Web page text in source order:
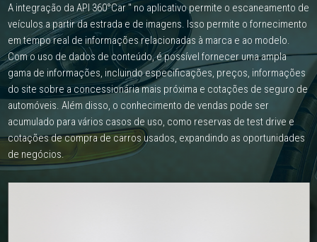
A integração da API 360°Car " no aplicativo permite o escaneamento de
veículos a partir da estrada e de imagens. Isso permite o fornecimento
em tempo real de informações relacionadas à marca e ao modelo.
Com o uso de dados de conteúdo, é possível fornecer uma ampla
gama de informações, incluindo especificações, preços, informações
do site sobre a concessionária mais próxima e cotações de seguro de
automóveis. Além disso, o conhecimento de vendas pode ser
acumulado para vários casos de uso, como reservas de test drive e
cotações de compra de carros usados, expandindo as oportunidades
de negócios.